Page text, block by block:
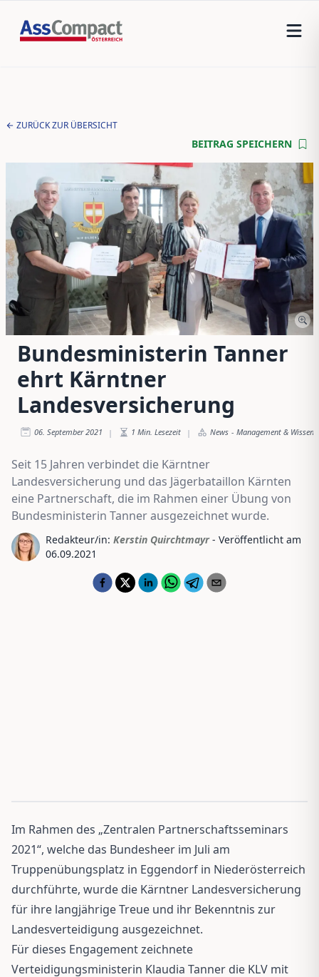
ZURÜCK ZUR ÜBERSICHT
BEITRAG SPEICHERN
Bundesministerin Tanner
ehrt Kärntner
Landesversicherung
06. September 2021 | 1 Min. Lesezeit | News - Management & Wissen
Seit 15 Jahren verbindet die Kärntner
Landesversicherung und das Jägerbataillon Kärnten
eine Partnerschaft, die im Rahmen einer Übung von
Bundesministerin Tanner ausgezeichnet wurde.
Redakteur/in: Kerstin Quirchtmayr - Veröffentlicht am
06.09.2021
Im Rahmen des „Zentralen Partnerschaftsseminars
2021“, welche das Bundesheer im Juli am
Truppenübungsplatz in Eggendorf in Niederösterreich
durchführte, wurde die Kärntner Landesversicherung
für ihre langjährige Treue und ihr Bekenntnis zur
Landesverteidigung ausgezeichnet.
Für dieses Engagement zeichnete
Verteidigungsministerin Klaudia Tanner die KLV mit